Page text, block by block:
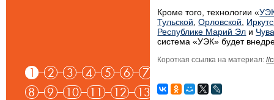
Кроме того, технологии «
Тульской ,Орловской
Республике Марий Эл и
система «УЭК» будет
Короткая ссылка на материал://
1 2 3 4 5 6
7
8
9 10 11 12 13